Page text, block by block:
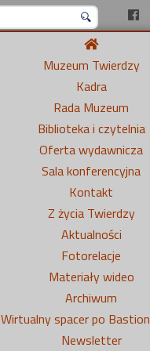
Muzeum Twierdzy
Kadra
Rada Muzeum
Biblioteka i czytelnia
Oferta wydawnicza
Sala konferencyjna
Kontakt
Z życia Twierdzy
Aktualności
Fotorelacje
Materiały wideo
Archiwum
Wirtualny spacer po
Newsletter